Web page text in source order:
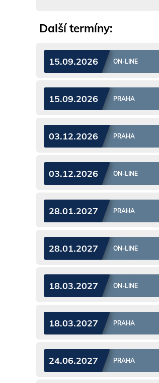
Další termíny:
15.09.2026 ON-LINE
15.09.2026 PRAHA
03.12.2026 PRAHA
03.12.2026 ON-LINE
28.01.2027 PRAHA
28.01.2027 ON-LINE
18.03.2027 ON-LINE
18.03.2027 PRAHA
24.06.2027 PRAHA